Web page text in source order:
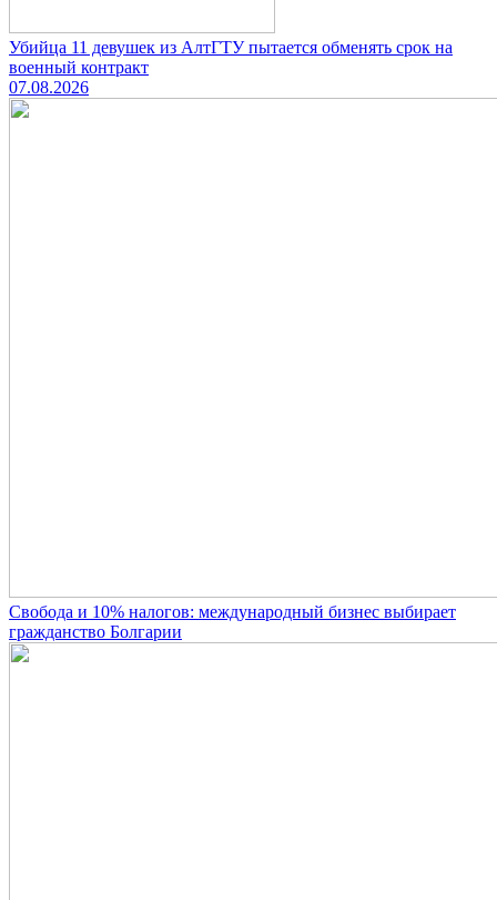
Убийца 11 девушек из АлтГТУ пытается обменять срок на
военный контракт
07.08.2026
Свобода и 10% налогов: международный бизнес выбирает
гражданство Болгарии